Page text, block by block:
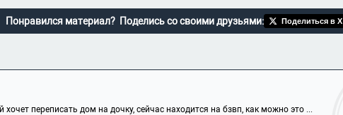
Понравился материал? Поделись со своими друзьями: Поделиться в X
хочет переписать дом на дочку, сейчас находится на бзвп, как можно это ...